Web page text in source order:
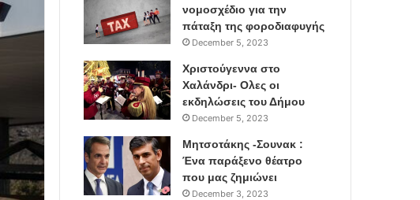
νομοσχέδιο για την
πάταξη της φοροδιαφυγής
December 5, 2023
Χριστούγεννα στο
Χαλάνδρι- Ολες οι
εκδηλώσεις του Δήμου
December 5, 2023
Μητσοτάκης -Σουνακ :
Ένα παράξενο θέατρο
που μας ζημιώνει
December 3, 2023